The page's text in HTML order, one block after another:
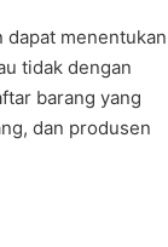
dapat menentukan
tidak dengan
barang yang
dan produsen